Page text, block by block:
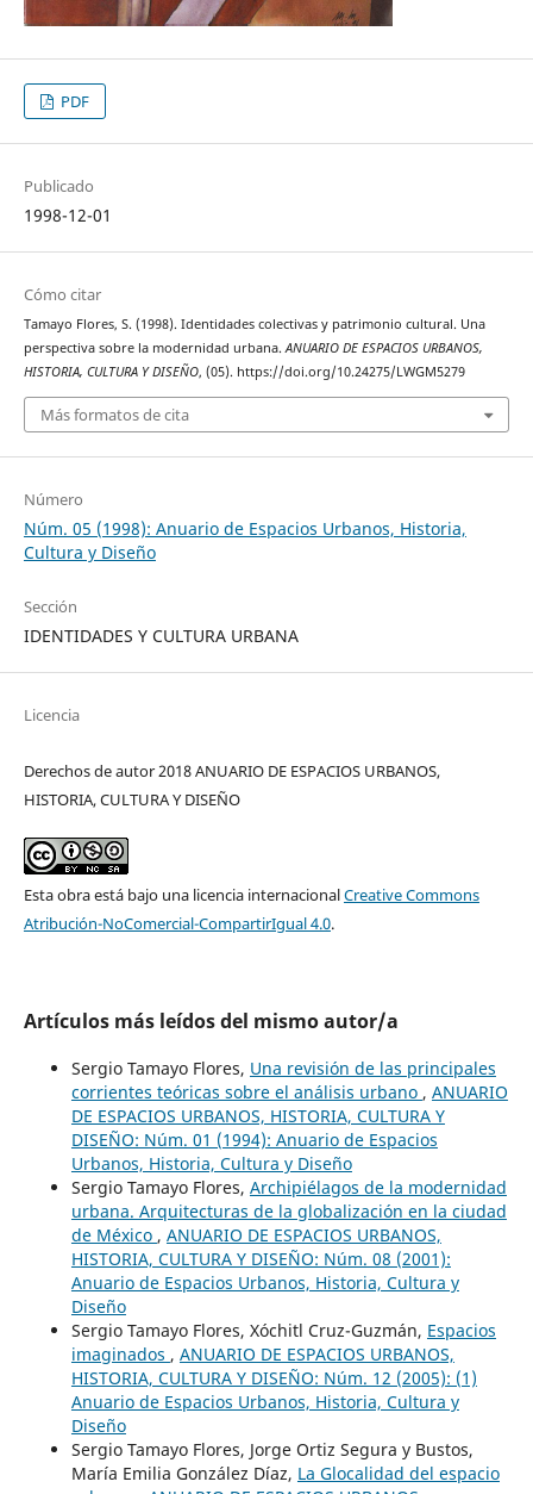
PDF
Publicado
1998-12-01
Cómo citar
Tamayo Flores, S. (1998). Identidades colectivas y patrimonio cultural. Una
perspectiva sobre la modernidad urbana.ANUARIO DE ESPACIOS URBANOS,
HISTORIA, CULTURA Y DISEÑO, (05). https://doi.org/10.24275/LWGM5279
Más formatos de cita
Número
Núm. 05 (1998): Anuario de Espacios Urbanos, Historia,
Cultura y Diseño
Sección
IDENTIDADES Y CULTURA URBANA
Licencia
Derechos de autor 2018 ANUARIO DE ESPACIOS URBANOS,
HISTORIA, CULTURA Y DISEÑO
Esta obra está bajo una licencia internacionalCreative Commons
Atribución-NoComercial-CompartirIgual 4.0.
Artículos más leídos del mismo autor/a
Sergio Tamayo Flores, Una revisión de las principales
corrientes teóricas sobre el análisis urbano , ANUARIO
DE ESPACIOS URBANOS, HISTORIA, CULTURA Y
DISEÑO: Núm. 01 (1994): Anuario de Espacios
Urbanos, Historia, Cultura y Diseño
Sergio Tamayo Flores, Archipiélagos de la modernidad
urbana. Arquitecturas de la globalización en la ciudad
de México , ANUARIO DE ESPACIOS URBANOS,
HISTORIA, CULTURA Y DISEÑO: Núm. 08 (2001):
Anuario de Espacios Urbanos, Historia, Cultura y
Diseño
Sergio Tamayo Flores, Xóchitl Cruz-Guzmán, Espacios
imaginados , ANUARIO DE ESPACIOS URBANOS,
HISTORIA, CULTURA Y DISEÑO: Núm. 12 (2005): (1)
Anuario de Espacios Urbanos, Historia, Cultura y
Diseño
Sergio Tamayo Flores, Jorge Ortiz Segura y Bustos,
María Emilia González Díaz, La Glocalidad del espacio